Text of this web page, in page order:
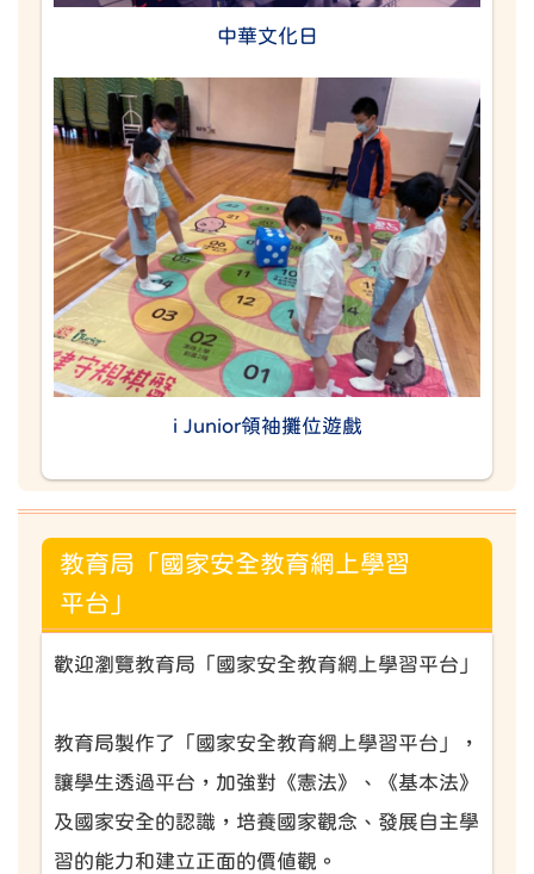
中華文化日
i Junior領袖攤位遊戲
教育局「國家安全教育網上學習
平台」
歡迎瀏覽教育局「國家安全教育網上學習平台」
教育局製作了「國家安全教育網上學習平台」，
讓學生透過平台，加強對《憲法》、《基本法》
及國家安全的認識，培養國家觀念、發展自主學
習的能力和建立正面的價值觀。